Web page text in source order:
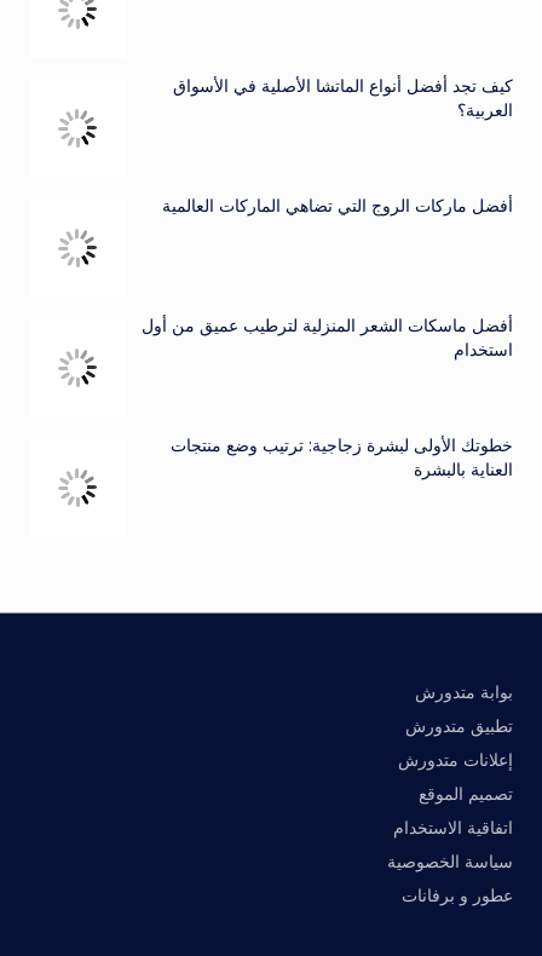
كيف تجد أفضل أنواع الماتشا الأصلية في الأسواق
العربية؟
أفضل ماركات الروج التي تضاهي الماركات العالمية
أفضل ماسكات الشعر المنزلية لترطيب عميق من أول
استخدام
خطوتك الأولى لبشرة زجاجية: ترتيب وضع منتجات
العناية بالبشرة
بوابة متدورش
تطبيق متدورش
إعلانات متدورش
تصميم الموقع
اتفاقية الاستخدام
سياسة الخصوصية
عطور و برفانات